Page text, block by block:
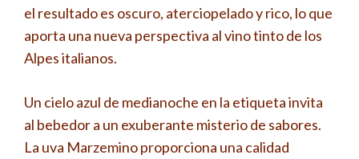
el resultado es oscuro, aterciopelado y rico, lo que
aporta una nueva perspectiva al vino tinto de los
Alpes italianos.
Un cielo azul de medianoche en la etiqueta invita
al bebedor a un exuberante misterio de sabores.
La uva Marzemino proporciona una calidad